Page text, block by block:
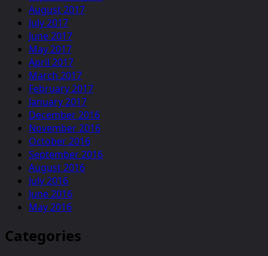
August 2017
July 2017
June 2017
May 2017
April 2017
March 2017
February 2017
January 2017
December 2016
November 2016
October 2016
September 2016
August 2016
July 2016
June 2016
May 2016
Categories